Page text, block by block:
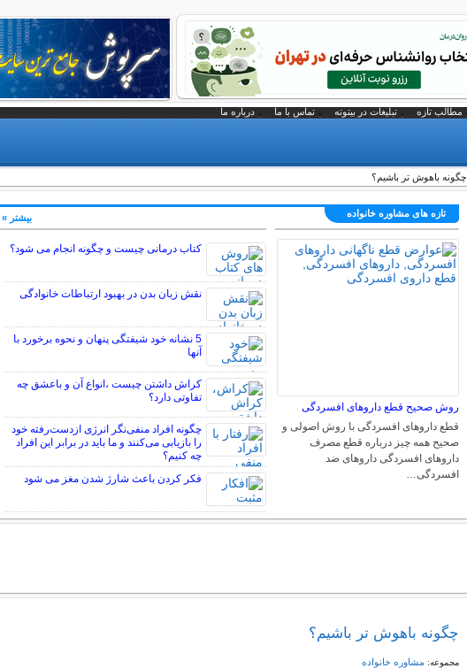
مطالب تازه تبلیغات در بیتوته تماس با ما درباره ما
چگونه باهوش تر باشیم؟
تازه های مشاوره خانواده
روش صحیح قطع داروهای افسردگی
قطع داروهای افسردگی با روش اصولی و
صحیح همه چیز درباره قطع مصرف
داروهای افسردگی داروهای ضد
افسردگی…
کتاب درمانی چیست و چگونه انجام می شود؟
نقش زبان بدن در بهبود ارتباطات خانوادگی
5 نشانه خود شیفتگی پنهان و نحوه برخورد با
آنها
کراش داشتن چیست ،انواع آن و باعشق چه
تفاوتی دارد؟
چگونه افراد منفی‌نگر انرژی ازدست‌رفته خود
را بازیابی می‌کنند و ما باید در برابر این افراد
چه کنیم؟
فکر کردن باعث شارژ شدن مغز می شود
بیشتر »
چگونه باهوش تر باشیم؟
مجموعه: مشاوره خانواده